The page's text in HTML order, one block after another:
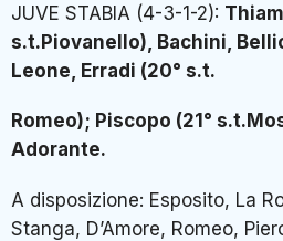
JUVE STABIA (4-3-1-2):
s.t.Piovanello), Bachini,
Leone, Erradi (20° s.t.
Romeo); Piscopo (21°
Adorante.
A disposizione: Esposito, La
Stanga, D’Amore, Romeo,